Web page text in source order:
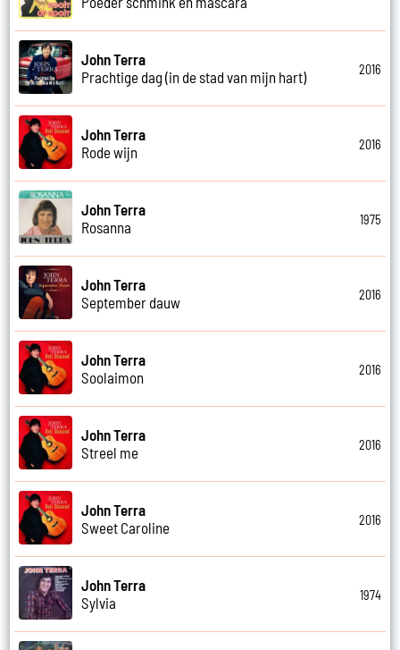
John Terra
Prachtige dag (in de stad van mijn hart)
2016
John Terra
Rode wijn
2016
John Terra
Rosanna
1975
John Terra
September dauw
2016
John Terra
Soolaimon
2016
John Terra
Streel me
2016
John Terra
Sweet Caroline
2016
John Terra
Sylvia
1974